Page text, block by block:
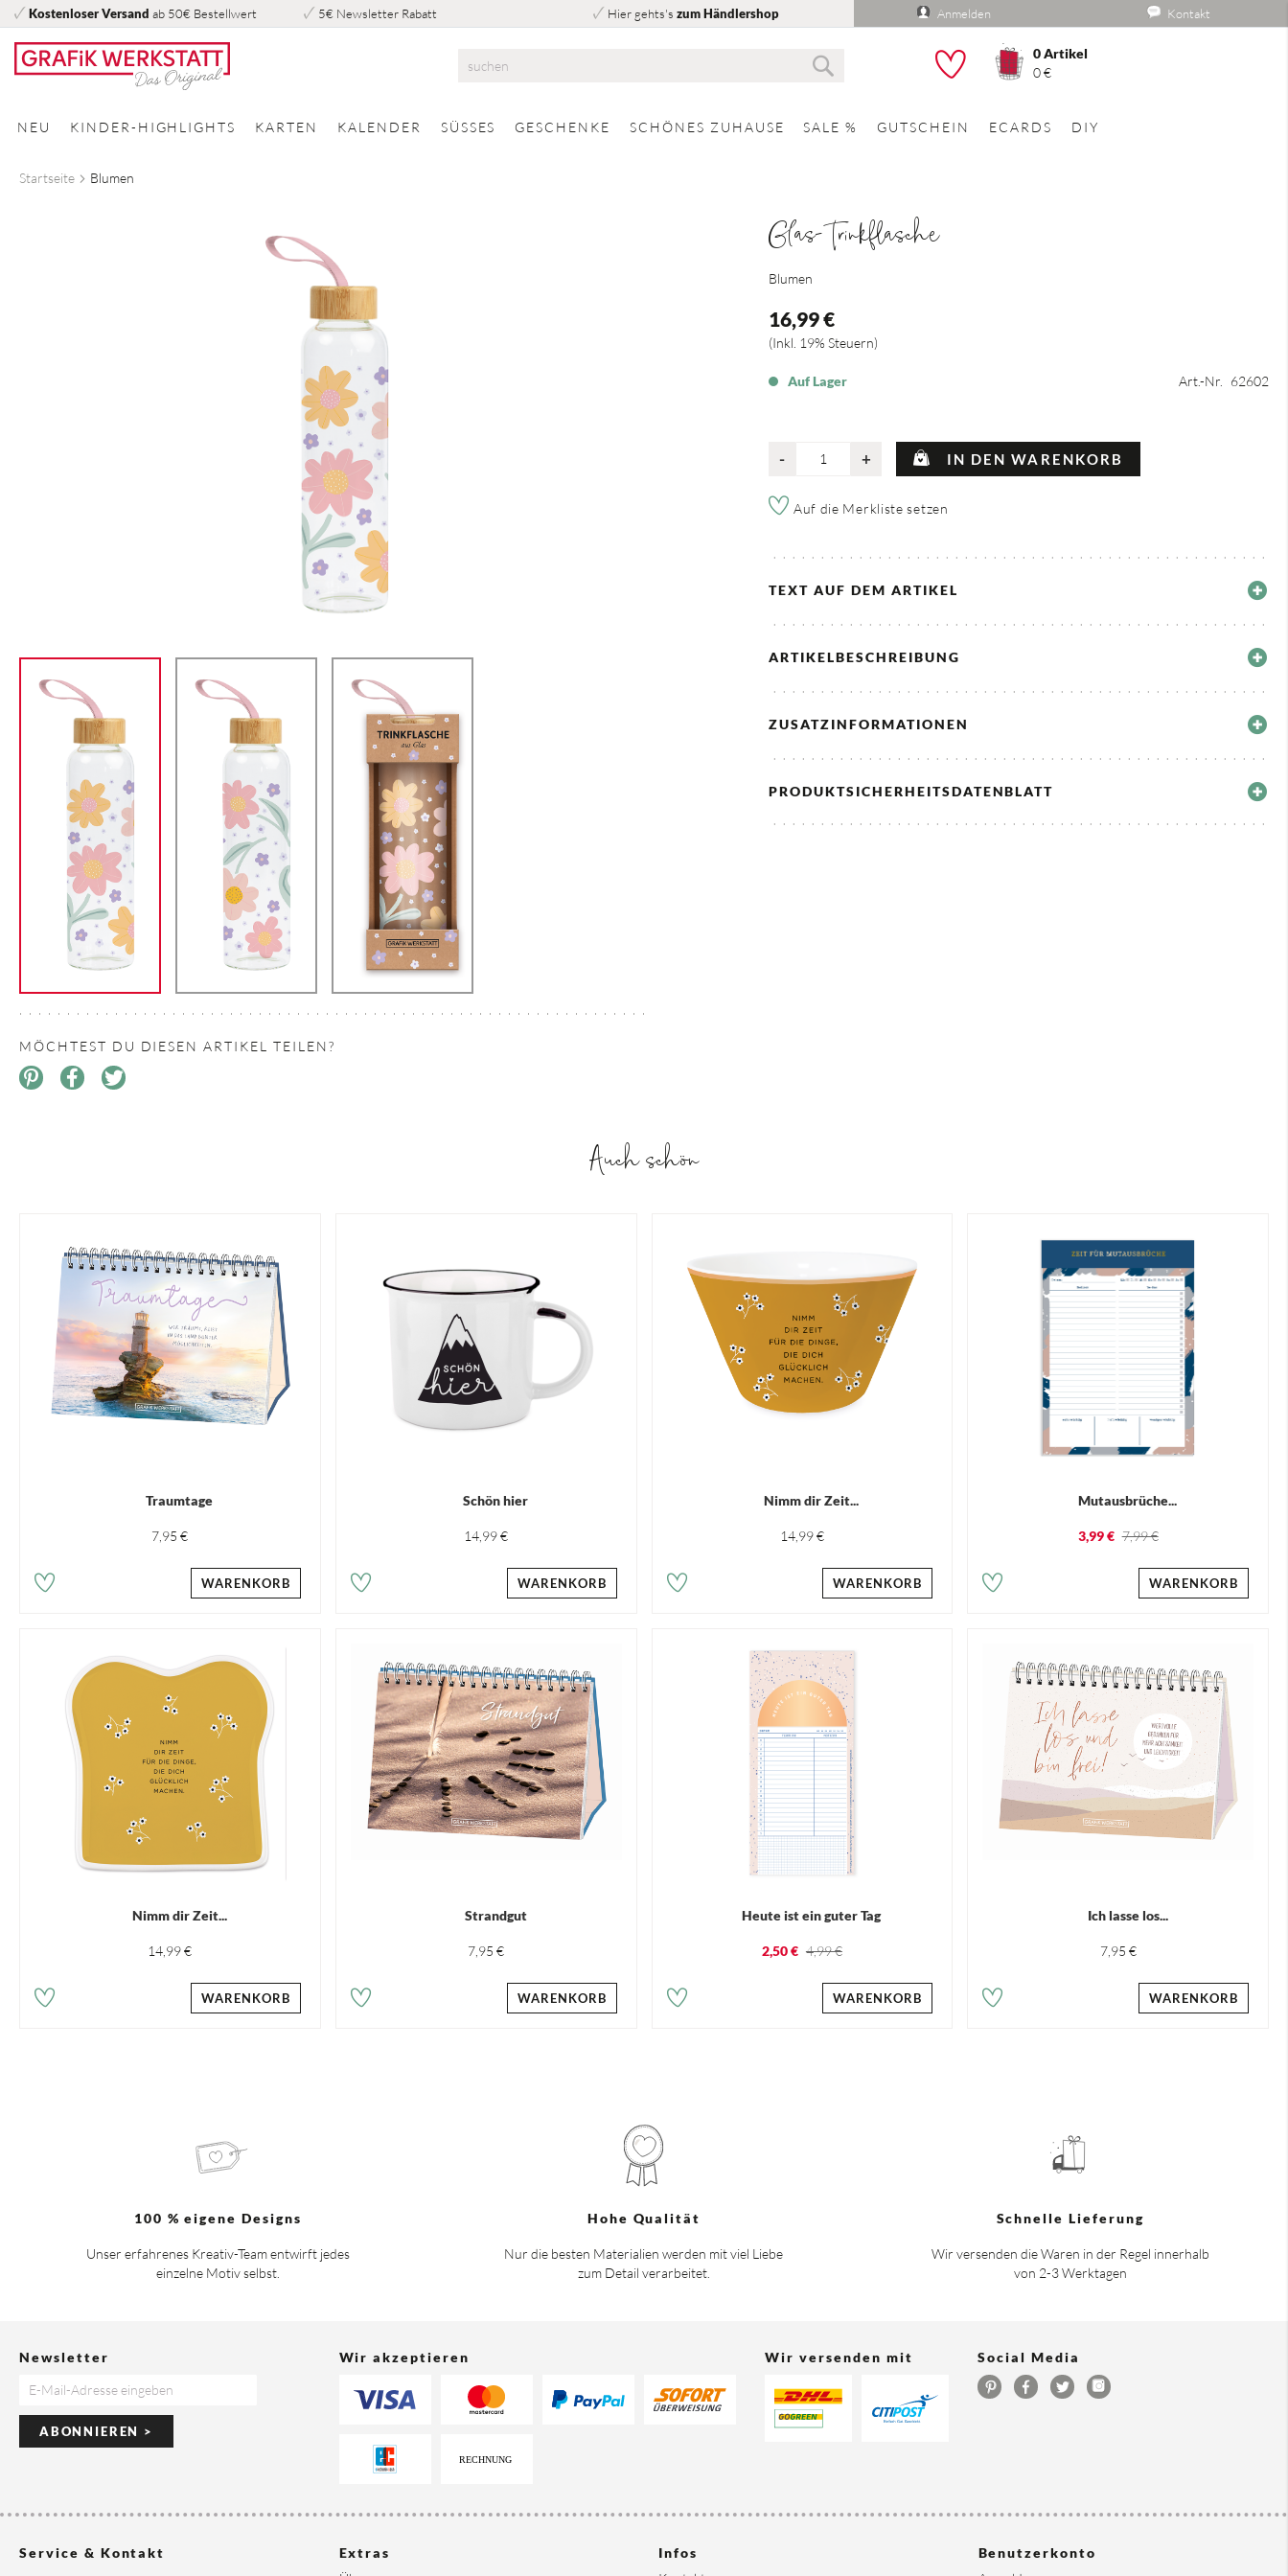
Kostenloser Versand ab 50€ Bestellwert 5€ Newsletter Rabatt Hier gehts's zum Händlershop Anmelden Kontakt
Direkt
zum
0Artikel
0 €
NEU KINDER-HIGHLIGHTS KARTEN KALENDER SÜSSES GESCHENKE SCHÖNES ZUHAUSE SALE % GUTSCHEIN ECARDS DIY
Startseite Blumen
Glas-Trinkflasche
Blumen
16,99 €
Inkl. 19% Steuern
Auf Lager Art.-Nr. 62602
- + IN DEN WARENKORB
Auf die Merkliste setzen
TEXT AUF DEM ARTIKEL
ARTIKELBESCHREIBUNG
ZUSATZINFORMATIONEN
PRODUKTSICHERHEITSDATENBLATT
MÖCHTEST DU DIESEN ARTIKEL TEILEN?
Auch schön
Traumtage
7,95 €
WARENKORB
Schön hier
14,99 €
WARENKORB
Nimm dir Zeit...
14,99 €
WARENKORB
Mutausbrüche...
3,99 € 7,99 €
WARENKORB
Nimm dir Zeit...
14,99 €
WARENKORB
Strandgut
7,95 €
WARENKORB
Heute ist ein guter Tag
2,50 € 4,99 €
WARENKORB
Ich lasse los...
7,95 €
WARENKORB
100 % eigene Designs
Unser erfahrenes Kreativ-Team entwirft jedes
einzelne Motiv selbst.
Hohe Qualität
Nur die besten Materialien werden mit viel Liebe
zum Detail verarbeitet.
Schnelle Lieferung
Wir versenden die Waren in der Regel innerhalb
von 2-3 Werktagen
Newsletter
ABONNIEREN >
Wir akzeptieren Wir versenden mit Social Media
Service & Kontakt
Extras
Infos
Benutzerkonto